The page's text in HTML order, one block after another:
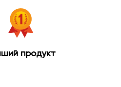
продукт